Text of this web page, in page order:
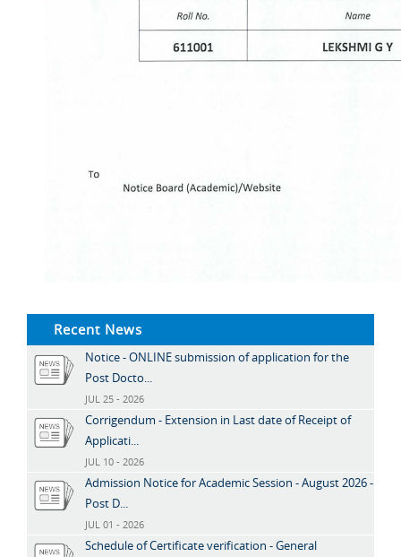
Recent News
Notice - ONLINE submission of application for the
Post Docto...
JUL 25 - 2026
Corrigendum - Extension in Last date of Receipt of
Applicati...
JUL 10 - 2026
Admission Notice for Academic Session - August 2026 -
Post D...
JUL 01 - 2026
Schedule of Certificate verification - General